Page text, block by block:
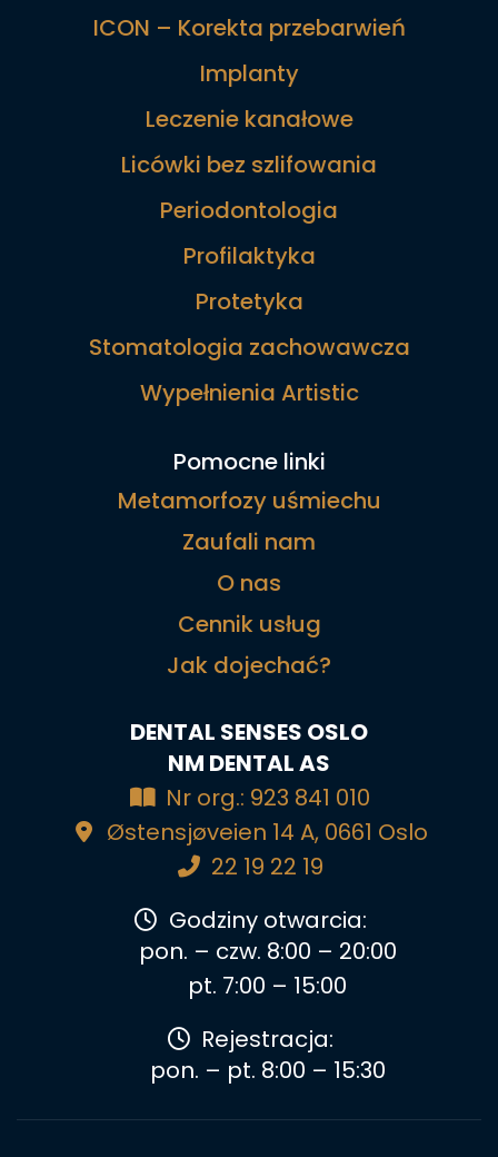
ICON – Korekta przebarwień
Implanty
Leczenie kanałowe
Licówki bez szlifowania
Periodontologia
Profilaktyka
Protetyka
Stomatologia zachowawcza
Wypełnienia Artistic
Pomocne linki
Metamorfozy uśmiechu
Zaufali nam
O nas
Cennik usług
Jak dojechać?
DENTAL SENSES OSLO
NM DENTAL AS
Nr org.: 923 841 010
Østensjøveien 14 A, 0661 Oslo
22 19 22 19
Godziny otwarcia:
pon. – czw. 8:00 – 20:00
pt. 7:00 – 15:00
Rejestracja:
pon. – pt. 8:00 – 15:30